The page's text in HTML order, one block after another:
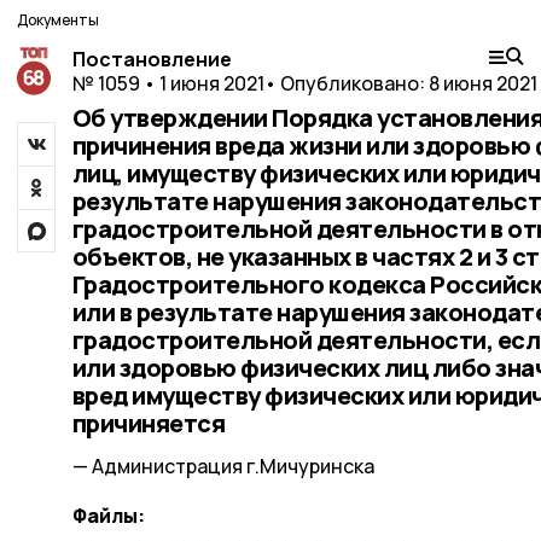
Документы
Постановление
№ 1059 • 1 июня 2021• Опубликовано: 8 июня 2021
Об утверждении Порядка
причинения вреда жизни или здоровью
лиц, имуществу физических или
результате нарушения
градостроительной деятельности в
объектов, не указанных в частях 2 и 3
Градостроительного кодекса
или в результате нарушения
градостроительной деятельности,
или здоровью физических лиц либо
вред имуществу физических или
причиняется
— Администрация г.Мичуринска
Файлы: